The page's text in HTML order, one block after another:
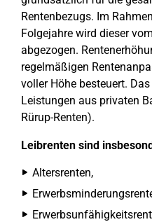
Rentenbezugs. Im
Folgejahre wird dieser
abgezogen.
regelmäßigen
voller Höhe besteuert.
Leistungen aus privaten
Rürup-Renten).
Leibrenten sind
Altersrenten,